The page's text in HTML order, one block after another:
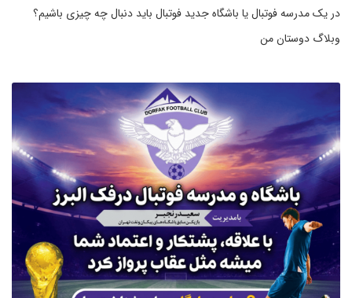
در یک مدرسه فوتبال یا باشگاه جدید فوتبال باید دنبال چه چیزی باشیم؟
وبلاگ دوستان من